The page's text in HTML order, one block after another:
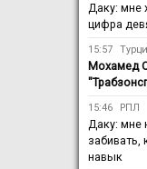
Даку: мне
цифра
15:57
Мохамед
15:46 РПЛ
Даку: мне
забивать,
навык